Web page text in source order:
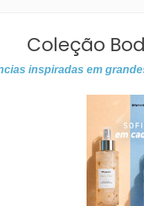
Coleção
inspiradas em